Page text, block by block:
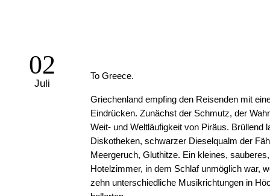
02
Juli
To Greece.
Griechenland empfing den Reisenden mit
Eindrücken. Zunächst der Schmutz, der
Weit- und Weltläufigkeit von Piräus. Brüllend
Diskotheken, schwarzer Dieselqualm der
Meergeruch, Gluthitze. Ein kleines,
Hotelzimmer, in dem Schlaf unmöglich war,
zehn unterschiedliche Musikrichtungen in